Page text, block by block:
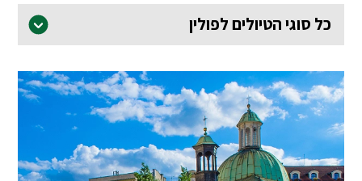
כל סוגי הטיולים לפולין